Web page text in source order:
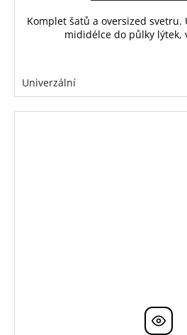
Komplet šatů a oversized svetru.
mididélce do půlky lýtek,
Univerzální